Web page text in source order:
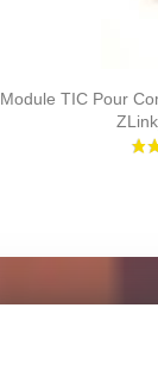
Module TIC Pour